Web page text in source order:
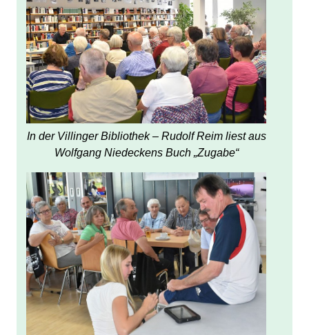
In der Villinger Bibliothek – Rudolf Reim liest aus
Wolfgang Niedeckens Buch „Zugabe“